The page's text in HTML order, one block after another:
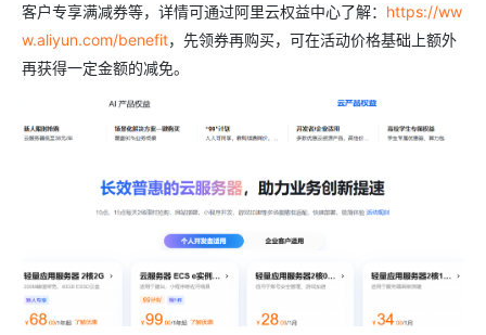
客户专享满减券等，详情可通过阿里云权益中心了解： https://ww
w.aliyun.com/benefit，先领券再购买，可在活动价格基础上额外
再获得一定金额的减免。